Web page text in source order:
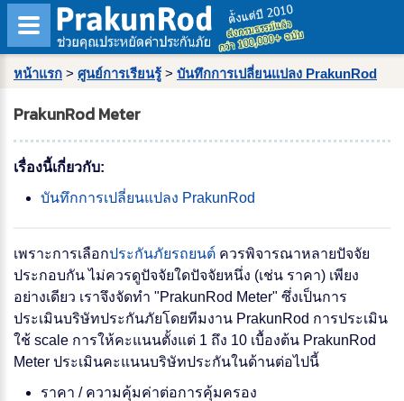
หน้าแรก > ศูนย์การเรียนรู้ > บันทึกการเปลี่ยนแปลง PrakunRod
PrakunRod Meter
เรื่องนี้เกี่ยวกับ:
บันทึกการเปลี่ยนแปลง PrakunRod
เพราะการเลือกประกันภัยรถยนต์ ควรพิจารณาหลายปัจจัย
ประกอบกัน ไม่ควรดูปัจจัยใดปัจจัยหนึ่ง (เช่น ราคา) เพียง
อย่างเดียว เราจึงจัดทำ "PrakunRod Meter" ซึ่งเป็นการ
ประเมินบริษัทประกันภัยโดยทีมงาน PrakunRod การประเมิน
ใช้ scale การให้คะแนนตั้งแต่ 1 ถึง 10 เบื้องต้น PrakunRod
Meter ประเมินคะแนนบริษัทประกันในด้านต่อไปนี้
ราคา / ความคุ้มค่าต่อการคุ้มครอง